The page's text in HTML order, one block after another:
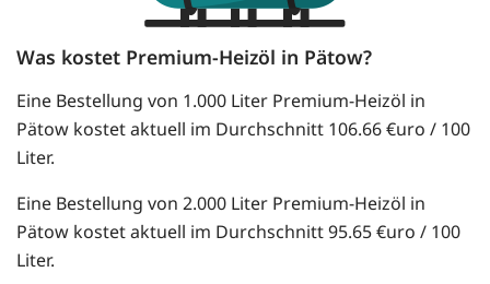
Was kostet Premium-Heizöl in Pätow?
Eine Bestellung von 1.000 Liter Premium-Heizöl in
Pätow kostet aktuell im Durchschnitt 106.66 €uro / 100
Liter.
Eine Bestellung von 2.000 Liter Premium-Heizöl in
Pätow kostet aktuell im Durchschnitt 95.65 €uro / 100
Liter.